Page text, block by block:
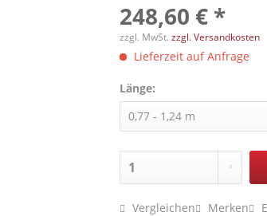
248,60 € *
zzgl. MwSt.zzgl. Versandkosten
Lieferzeit auf Anfrage
Länge:
Vergleichen Merken